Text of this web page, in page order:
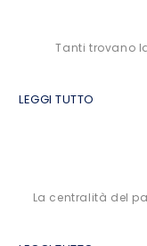
Tanti trovano
LEGGI TUTTO
La centralità del